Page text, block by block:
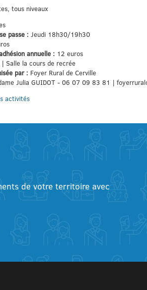
tous niveaux
passe : Jeudi 18h30/19h30
annuelle : 12 euros
| Salle la cours de recrée
par : Foyer Rural de Cerville
Julia GUIDOT - 06 07 09 83 81 |
activités
de votre territoire avec